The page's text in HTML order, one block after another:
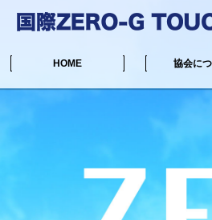
HOME 協会に